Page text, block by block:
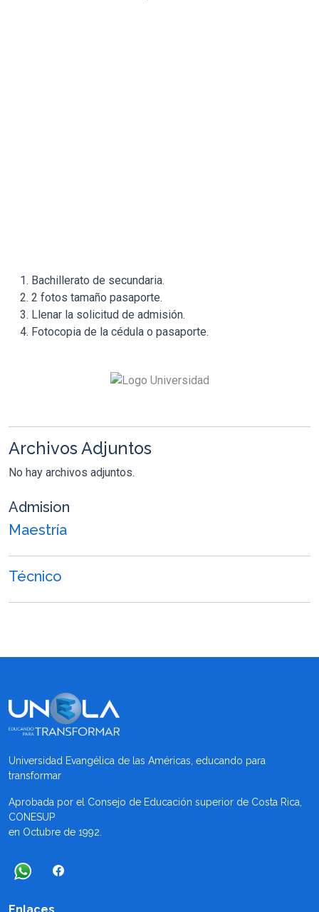
Bachillerato de secundaria.
2 fotos tamaño pasaporte.
Llenar la solicitud de admisión.
Fotocopia de la cédula o pasaporte.
Archivos Adjuntos
No hay archivos adjuntos.
Admision
Maestría
Técnico
Universidad Evangélica de las Américas, educando para
transformar
Aprobada por el Consejo de Educación superior de Costa Rica,
CONESUP
en Octubre de 1992.